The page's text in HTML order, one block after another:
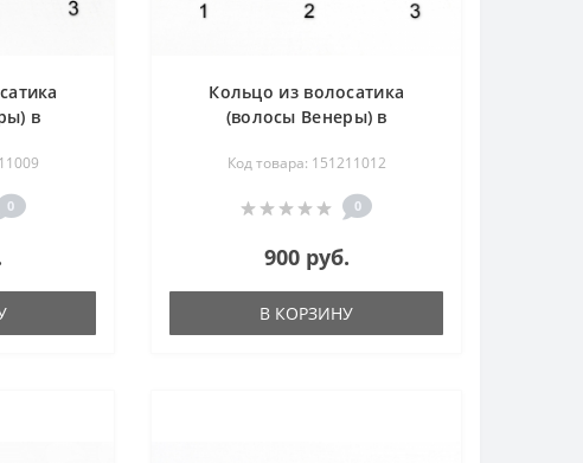
в
0
Кольцо из волосатика
(волосы Венеры) в
Код товара: 151211012
0
900 руб.
В КОРЗИНУ